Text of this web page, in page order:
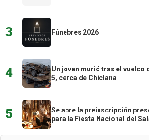
3 Fúnebres 2026
4
Un joven murió tras el vuelco
5, cerca de Chiclana
5
Se abre la preinscripción
para la Fiesta Nacional del